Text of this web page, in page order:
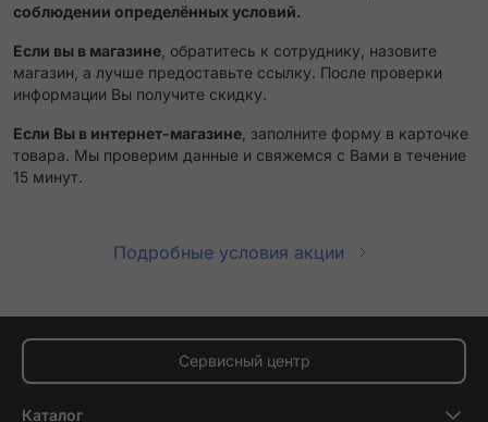
соблюдении определённых условий.
Если вы в магазине , обратитесь к сотруднику, назовите
магазин, а лучше предоставьте ссылку. После проверки
информации Вы получите скидку.
Если Вы в интернет-магазине , заполните форму в карточке
товара. Мы проверим данные и свяжемся с Вами в течение
15 минут.
Подробные условия акции
Сервисный центр
Каталог